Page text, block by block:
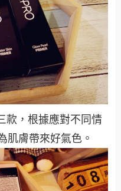
款，根據應對不同情
肌膚帶來好氣色。